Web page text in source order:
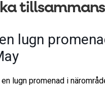
lugn
lugn promenad i